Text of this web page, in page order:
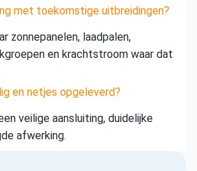
met toekomstige uitbreidingen?
zonnepanelen, laadpalen,
en krachtstroom waar dat
en netjes opgeleverd?
veilige aansluiting, duidelijke
afwerking.